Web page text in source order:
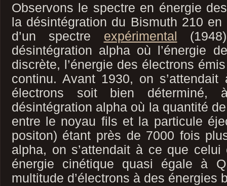
Observons le spectre en énergie
la désintégration du Bismuth 210
d’un spectre expérimental
désintégration alpha où l’énergie
discrète, l’énergie des électrons
continu. Avant 1930, on
électrons soit bien
désintégration alpha où la quantité
entre le noyau fils et la particule
positon) étant près de 7000 fois
alpha, on s’attendait à ce que
énergie cinétique quasi égale à
multitude d’électrons à des énergies